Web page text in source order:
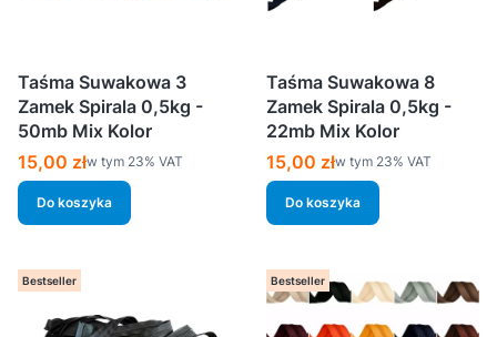
Taśma Suwakowa 3
Zamek Spirala 0,5kg -
50mb Mix Kolor
Cena brutto
15,00 złw tym %s VAT
w tym 23% VAT
Do koszyka
Taśma Suwakowa 8
Zamek Spirala 0,5kg -
22mb Mix Kolor
Cena brutto
15,00 złw tym %s VAT
w tym 23% VAT
Do koszyka
Bestseller Bestseller